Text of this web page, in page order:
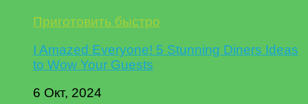
Приготовить быстро
I Amazed Everyone! 5 Stunning Diners Ideas
to Wow Your Guests
6 Окт, 2024